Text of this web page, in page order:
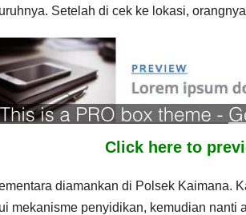
Setelah di cek ke lokasi,
Click here to
diamankan di Polsek Kaimana.
mekanisme penyidikan, kemudian nanti